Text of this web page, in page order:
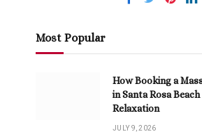
Most Popular
How Booking a
in Santa Rosa
Relaxation
JULY 9, 2026